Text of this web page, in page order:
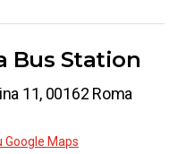
Bus Station
11, 00162 Roma
Maps